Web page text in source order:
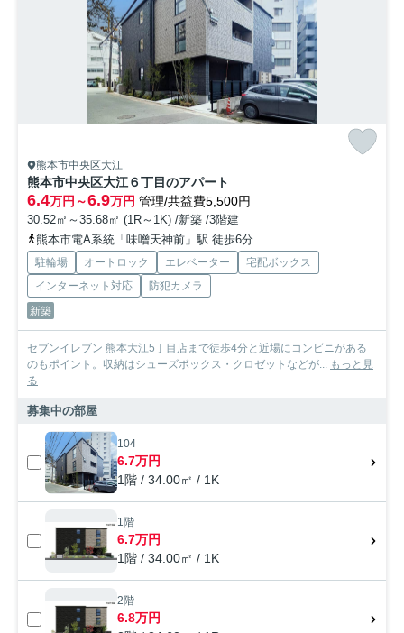
熊本市中央区大江
熊本市中央区大江６丁目のアパート
6.4万円～6.9万円 管理/共益費5,500円
30.52㎡～35.68㎡ (1R～1K) /新築 /3階建
熊本市電A系統「味噌天神前」駅 徒歩6分
駐輪場 オートロック エレベーター
宅配ボックス
インターネット対応
防犯カメラ
新築
セブンイレブン 熊本大江5丁目店まで徒歩4分と近場にコンビニがある
のもポイント。収納はシューズボックス・クロゼットなどが... もっと見
る
募集中の部屋
104
6.7万円
1階 / 34.00㎡ / 1K
1階
6.7万円
1階 / 34.00㎡ / 1K
2階
6.8万円